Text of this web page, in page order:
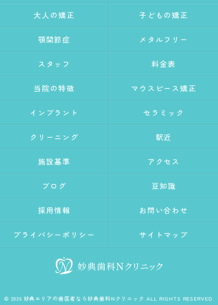
大人の矯正 子どもの矯正
顎関節症 メタルフリー
スタッフ 料金表
当院の特徴 マウスピース矯正
インプラント セラミック
クリーニング 駅近
施設基準 アクセス
ブログ 豆知識
採用情報 お問い合わせ
プライバシーポリシー サイトマップ
© 2026 妙典エリアの歯医者なら妙典歯科Nクリニック ALL RIGHTS RESERVED.